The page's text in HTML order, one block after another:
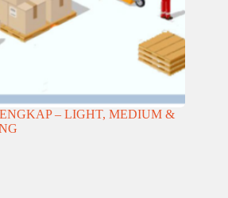
– LIGHT, MEDIUM &